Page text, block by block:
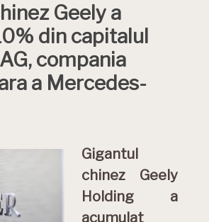
Geely a
din capitalul
compania
a Mercedes-
Gigantul
chinez Geely
Holding a
acumulat